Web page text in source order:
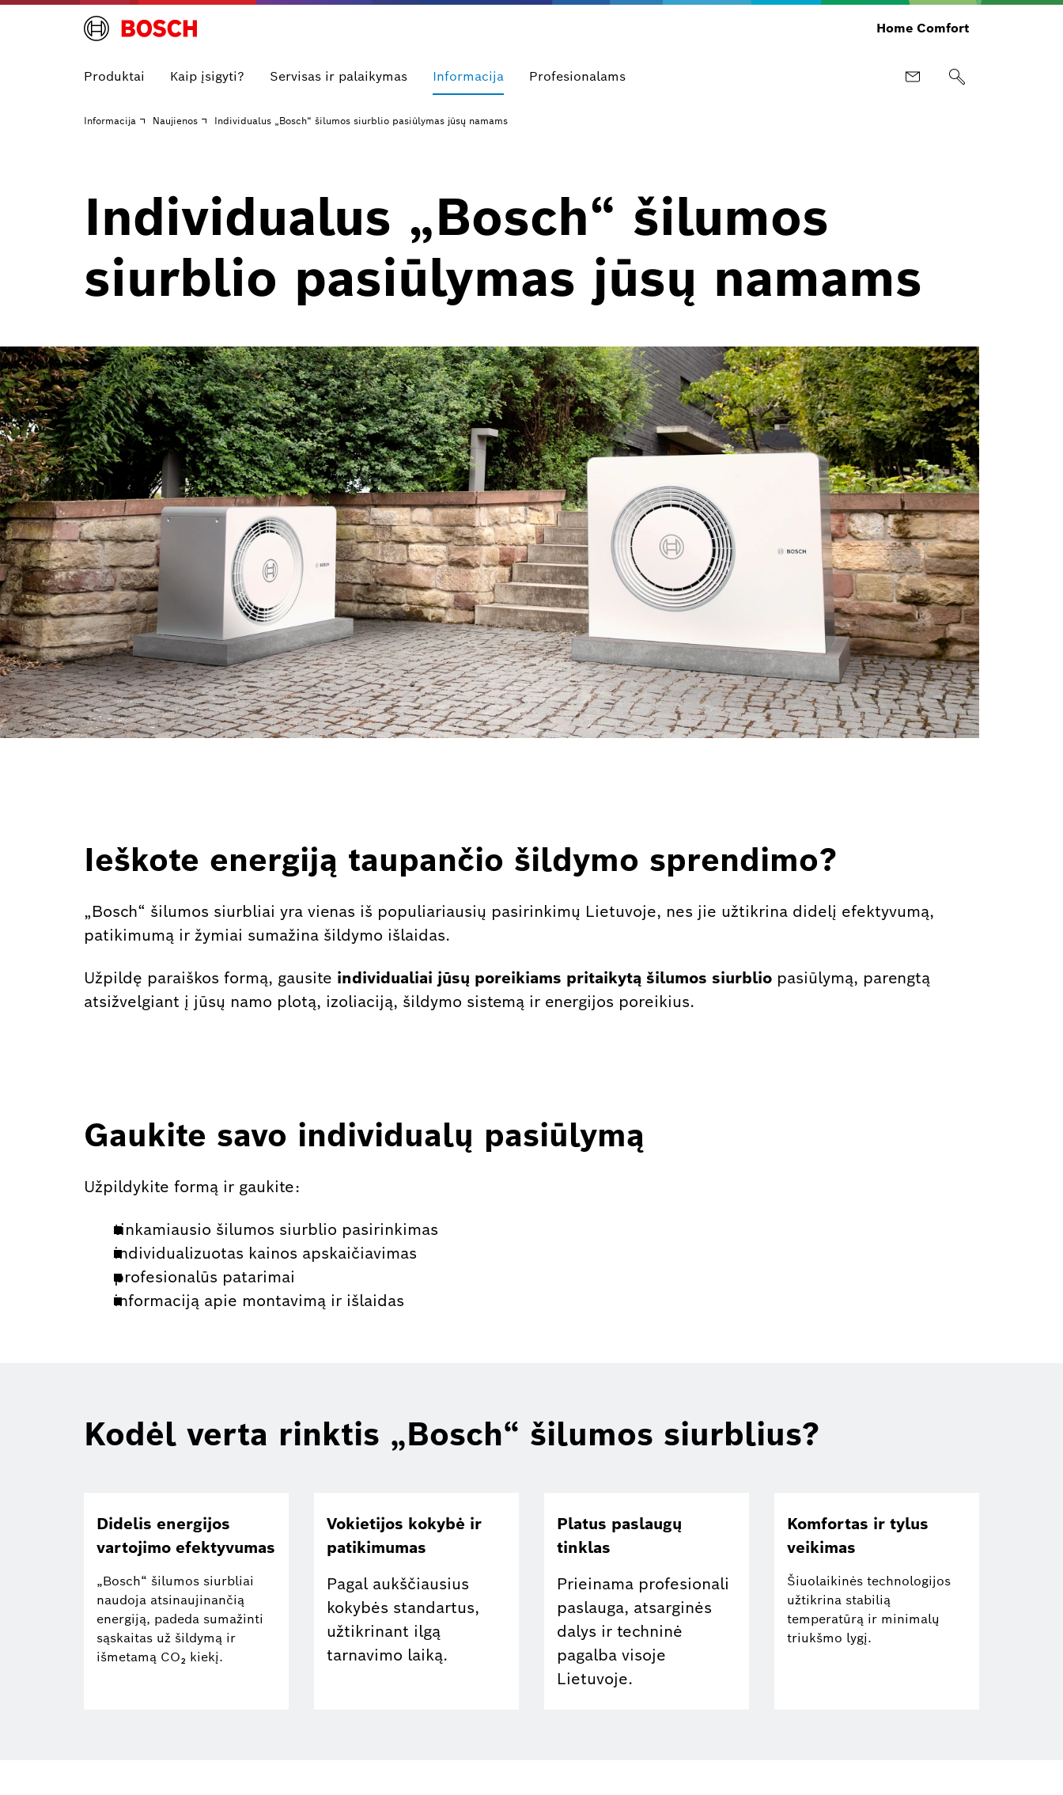
Home Comfort
Produktai Kaip įsigyti? Servisas ir palaikymas Informacija Profesionalams
Informacija Naujienos Individualus „Bosch“ šilumos siurblio pasiūlymas jūsų namams
Individualus „Bosch“ šilumos
siurblio pasiūlymas jūsų namams
Ieškote energiją taupančio šildymo sprendimo?
„Bosch“ šilumos siurbliai yra vienas iš populiariausių pasirinkimų Lietuvoje, nes jie užtikrina didelį efektyvumą,
patikimumą ir žymiai sumažina šildymo išlaidas.
Užpildę paraiškos formą, gausite individualiai jūsų poreikiams pritaikytą šilumos siurblio pasiūlymą, parengtą
atsižvelgiant į jūsų namo plotą, izoliaciją, šildymo sistemą ir energijos poreikius.
Gaukite savo individualų pasiūlymą
Užpildykite formą ir gaukite:
tinkamiausio šilumos siurblio pasirinkimas
individualizuotas kainos apskaičiavimas
profesionalūs patarimai
informaciją apie montavimą ir išlaidas
Kodėl verta rinktis „Bosch“ šilumos siurblius?
Didelis energijos
vartojimo efektyvumas
„Bosch“ šilumos siurbliai
naudoja atsinaujinančią
energiją, padeda sumažinti
sąskaitas už šildymą ir
išmetamą CO₂ kiekį.
Vokietijos kokybė ir
patikimumas
Pagal aukščiausius
kokybės standartus,
užtikrinant ilgą
tarnavimo laiką.
Platus paslaugų
tinklas
Prieinama profesionali
paslauga, atsarginės
dalys ir techninė
pagalba visoje
Lietuvoje.
Komfortas ir tylus
veikimas
Šiuolaikinės technologijos
užtikrina stabilią
temperatūrą ir minimalų
triukšmo lygį.